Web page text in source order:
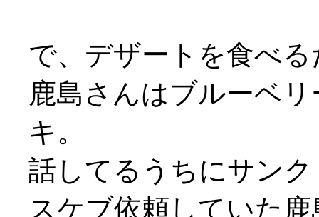
で、デザートを食べ
鹿島さんはブルーベ
キ。
話してるうちにサン
スケブ依頼していた